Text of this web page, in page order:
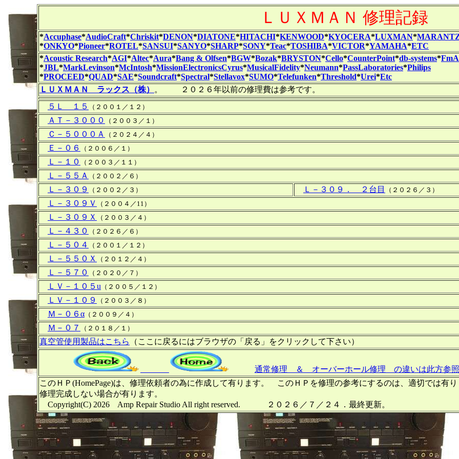
ＬＵＸＭＡＮ 修理記録
*Accuphase*AudioCraft*Chriskit*DENON*DIATONE*HITACHI*KENWOOD*KYOCERA*LUXMAN*
*ONKYO*Pioneer*ROTEL*SANSUI*SANYO*SHARP*SONY*Teac*TOSHIBA*VICTOR*YAMAHA*ETC
*Acoustic Research*AGI*Altec*Aura*Bang & Olfsen*BGW*Bozak*BRYSTON*Cello*CounterPoint*db-systems*
*JBL*MarkLevinson*McIntosh*MissionElectronicsCyrus*MusicalFidelity*Neumann*PassLaboratories*Philips
*PROCEED*QUAD*SAE*Soundcraft*Spectral*Stellavox*SUMO*Telefunken*Threshold*Urei*Etc
ＬＵＸＭＡＮ ラックス（株）
。 ２０２６年以前の修理費は参考です。
５Ｌ １５
（２００１／１２）
ＡＴ－３０００ （２００３／１）
Ｃ－５０００Ａ （２０２４／４）
Ｅ－０６ （２００６／１）
Ｌ－１０ （２００３／１１）
Ｌ－５５Ａ （２００２／６）
Ｌ－３０９ （２００２／３） Ｌ－３０９． ２台目 （２０２６／３）
Ｌ－３０９Ｖ （２００４／11）
Ｌ－３０９Ｘ （２００３／４）
Ｌ－４３０ （２０２６／６）
Ｌ－５０４ （２００１／１２）
Ｌ－５５０Ｘ （２０１２／４）
Ｌ－５７０ （２０２０／７）
ＬＶ－１０５u （２００５／１２）
ＬＶ－１０９ （２００３／８）
Ｍ－０６α （２００９／４）
Ｍ－０７ （２０１８／１）
真空管使用製品はこちら （ここに戻るにはブラウザの「戻る」をクリックして下さい）
通常修理 ＆ オーバーホール修理 の違いは此方参照
このＨＰ(HomePage)は、修理依頼者の為に作成して有ります。 このＨＰを修理の参考にするのは、適切では
修理完成しない場合が有ります。
Copyright(C) 2026 Amp Repair Studio All right reserved. ２０２６／７／２４．最終更新。